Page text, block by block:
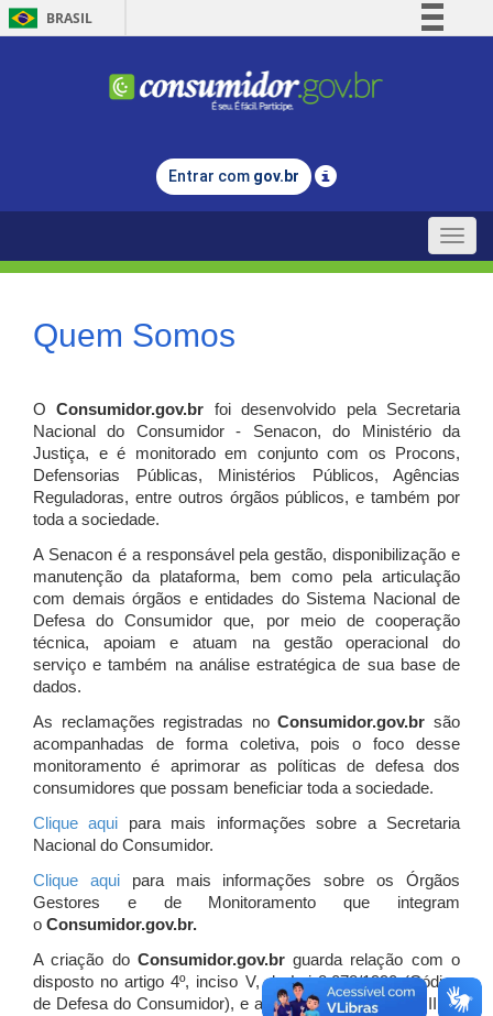
BRASIL
Comunica BR
Legislação
Entrar com gov.br
Toggle
Quem Somos
OConsumidor.gov.br
foi desenvolvido pela Secretaria
Nacional do Consumidor - Senacon, do Ministério da
Justiça, e é monitorado em conjunto com os Procons,
Defensorias Públicas, Ministérios Públicos, Agências
Reguladoras, entre outros órgãos públicos, e também por
toda a sociedade.
A Senacon é a responsável pela gestão, disponibilização e
manutenção da plataforma, bem como pela articulação
com demais órgãos e entidades do Sistema Nacional de
Defesa do Consumidor que, por meio de cooperação
técnica, apoiam e atuam na gestão operacional do
serviço e também na análise estratégica de sua base de
dados.
As reclamações registradas noConsumidor.gov.br são
acompanhadas de forma coletiva, pois o foco desse
monitoramento é aprimorar as políticas de defesa dos
consumidores que possam beneficiar toda a sociedade.
Clique aqui para mais informações sobre a Secretaria
Nacional do Consumidor.
Clique aquipara mais informações sobre os Órgãos
Gestores e de Monitoramento que integram
o Consumidor.gov.br.
A criação do Consumidor.gov.brguarda relação com o
disposto no artigo 4º, inciso V, da Lei 8.078/1990 (Código
de Defesa do Consumidor), e artigo 7º, incisos I, II e III do